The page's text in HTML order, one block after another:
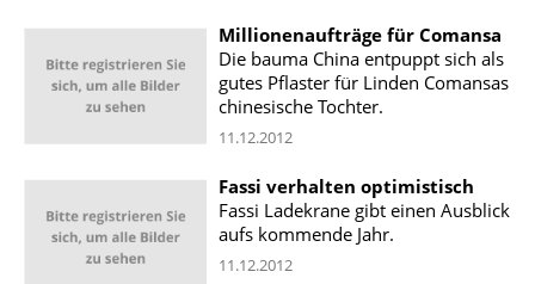
Millionenaufträge für Comansa
Die bauma China entpuppt sich als
gutes Pflaster für Linden Comansas
chinesische Tochter.
11.12.2012
Fassi verhalten optimistisch
Fassi Ladekrane gibt einen Ausblick
aufs kommende Jahr.
11.12.2012